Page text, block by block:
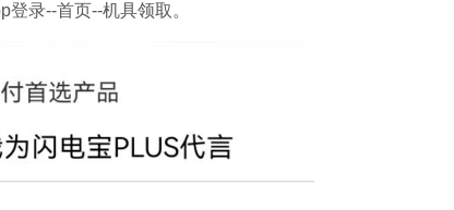
录--首页--机具领取。